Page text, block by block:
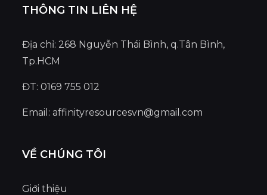
THÔNG TIN LIÊN HỆ
Địa chỉ: 268 Nguyễn Thái Bình, q.Tân Bình,
Tp.HCM
ĐT: 0169 755 012
Email:affinityresourcesvn@gmail.com
VỀ CHÚNG TÔI
Giới thiệu